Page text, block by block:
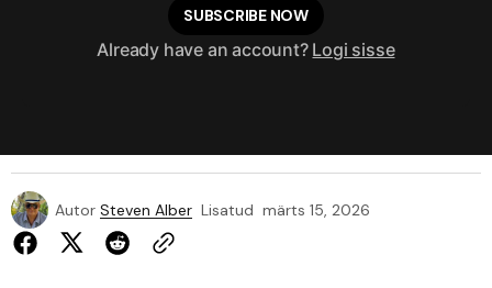
SUBSCRIBE NOW
Already have an account? Logi sisse
Autor Steven Alber Lisatud märts 15, 2026